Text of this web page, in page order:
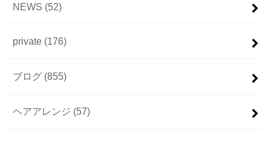
NEWS (52)
private (176)
ブログ (855)
ヘアアレンジ (57)